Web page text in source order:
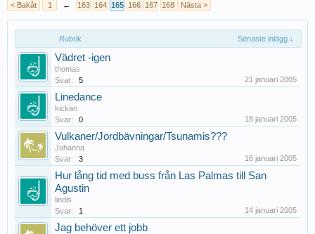
< Bakåt 1 ← 163 164 165 166 167 168 Nästa >
Rubrik Senaste inlägg ↓
Vädret -igen
thomas
Svar:
5 21 januari 2005
Linedance
kickan
Svar:
0 18 januari 2005
Vulkaner/Jordbävningar/Tsunamis???
Johanna
Svar:
3 16 januari 2005
Hur lång tid med buss från Las Palmas till San
Agustin
lindis
Svar:
1 14 januari 2005
Jag behöver ett jobb